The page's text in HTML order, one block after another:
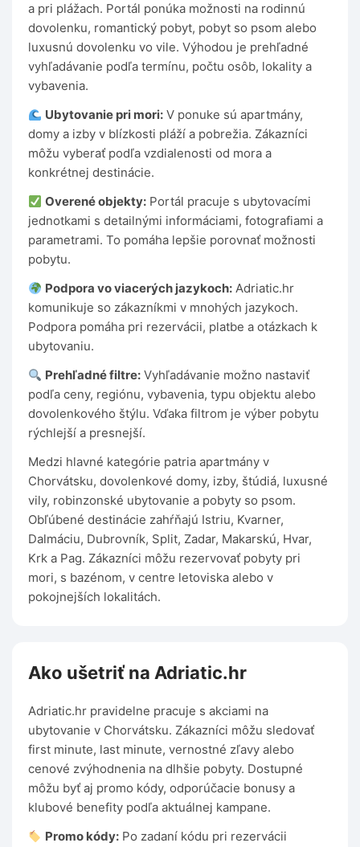
a pri plážach. Portál ponúka možnosti na rodinnú
dovolenku, romantický pobyt, pobyt so psom alebo
luxusnú dovolenku vo vile. Výhodou je prehľadné
vyhľadávanie podľa termínu, počtu osôb, lokality a
vybavenia.
Ubytovanie pri mori: V ponuke sú apartmány,
domy a izby v blízkosti pláží a pobrežia. Zákazníci
môžu vyberať podľa vzdialenosti od mora a
konkrétnej destinácie.
Overené objekty: Portál pracuje s ubytovacími
jednotkami s detailnými informáciami, fotografiami a
parametrami. To pomáha lepšie porovnať možnosti
pobytu.
Podpora vo viacerých jazykoch: Adriatic.hr
komunikuje so zákazníkmi v mnohých jazykoch.
Podpora pomáha pri rezervácii, platbe a otázkach k
ubytovaniu.
Prehľadné filtre: Vyhľadávanie možno nastaviť
podľa ceny, regiónu, vybavenia, typu objektu alebo
dovolenkového štýlu. Vďaka filtrom je výber pobytu
rýchlejší a presnejší.
Medzi hlavné kategórie patria apartmány v
Chorvátsku, dovolenkové domy, izby, štúdiá, luxusné
vily, robinzonské ubytovanie a pobyty so psom.
Obľúbené destinácie zahŕňajú Istriu, Kvarner,
Dalmáciu, Dubrovník, Split, Zadar, Makarskú, Hvar,
Krk a Pag. Zákazníci môžu rezervovať pobyty pri
mori, s bazénom, v centre letoviska alebo v
pokojnejších lokalitách.
Ako ušetriť na Adriatic.hr
Adriatic.hr pravidelne pracuje s akciami na
ubytovanie v Chorvátsku. Zákazníci môžu sledovať
first minute, last minute, vernostné zľavy alebo
cenové zvýhodnenia na dlhšie pobyty. Dostupné
môžu byť aj promo kódy, odporúčacie bonusy a
klubové benefity podľa aktuálnej kampane.
Promo kódy: Po zadaní kódu pri rezervácii